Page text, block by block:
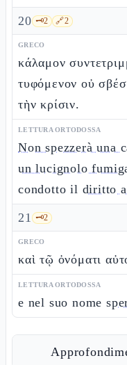
20 🗝️2 🔗2
GRECO
κάλαμον
τυφόμενον οὐ
τὴν κρίσιν.
LETTURA ORTODOSSA
Non spezzerà una
un lucignolo
condotto il diritto
21 🗝️2
GRECO
καὶ τῷ ὀνόματι
LETTURA ORTODOSSA
e nel suo nome